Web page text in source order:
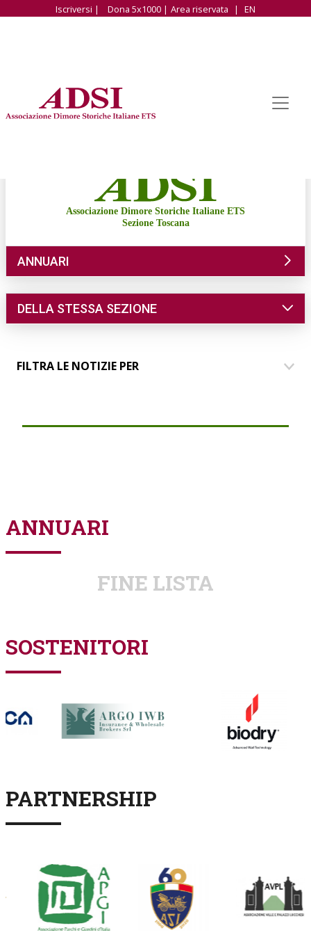
Iscriversi | Dona 5x1000 | Area riservata | EN
Associazione Dimore Storiche Italiane ETS
Sezione Toscana
ANNUARI
DELLA STESSA SEZIONE
FILTRA LE NOTIZIE PER
ANNUARI
FINE LISTA
SOSTENITORI
PARTNERSHIP